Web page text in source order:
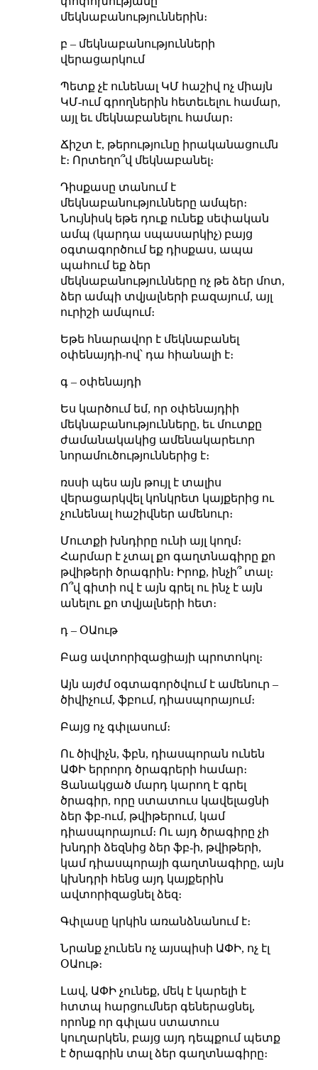
մեկնաբանություններին։
բ – մեկնաբանությունների
վերացարկում
Պետք չէ ունենալ ԿՄ հաշիվ ոչ միայն
ԿՄ-ում գրողներին հետեւելու համար,
այլ եւ մեկնաբանելու համար։
Ճիշտ է, թերությունը իրականացումն
է։ Որտեղո՞վ մեկնաբանել։
Դիսքասը տանում է
մեկնաբանությունները ամպեր։
Նույնիսկ եթե դուք ունեք սեփական
ամպ (կարդա սպասարկիչ) բայց
օգտագործում եք դիսքաս, ապա
պահում եք ձեր
մեկնաբանությունները ոչ թե ձեր մոտ,
ձեր ամպի տվյալների բազայում, այլ
ուրիշի ամպում։
Եթե հնարավոր է մեկնաբանել
օփենայդի-ով՝ դա հիանալի է։
գ – օփենայդի
Ես կարծում եմ, որ օփենայդիի
մեկնաբանությունները, եւ մուտքը
ժամանակակից ամենակարեւոր
նորամուծություններից է։
ռսսի պես այն թույլ է տալիս
վերացարկվել կոնկրետ կայքերից ու
չունենալ հաշիվներ ամենուր։
Մուտքի խնդիրը ունի այլ կողմ։
Հարմար է չտալ քո գաղտնագիրը քո
թվիթերի ծրագրին։ Իրոք, ինչի՞ տալ։
Ո՞վ գիտի ով է այն գրել ու ինչ է այն
անելու քո տվյալների հետ։
դ – ՕԱութ
Բաց ավտորիզացիայի պրոտոկոլ։
Այն այժմ օգտագործվում է ամենուր –
ծիվիչում, ֆբում, դիասպորայում։
Բայց ոչ գփլասում։
Ու ծիվիչն, ֆբն, դիասպորան ունեն
ԱՓԻ երրորդ ծրագրերի համար։
Ցանակցած մարդ կարող է գրել
ծրագիր, որը ստատուս կավելացնի
ձեր ֆբ-ում, թվիթերում, կամ
դիասպորայում։ Ու այդ ծրագիրը չի
խնդրի ձեզնից ձեր ֆբ-ի, թվիթերի,
կամ դիասպորայի գաղտնագիրը, այն
կխնդրի հենց այդ կայքերին
ավտորիզացնել ձեզ։
Գփլասը կրկին առանձնանում է։
Նրանք չունեն ոչ այսպիսի ԱՓԻ, ոչ էլ
ՕԱութ։
Լավ, ԱՓԻ չունեք, մեկ է կարելի է
հտտպ հարցումներ գեներացնել,
որոնք որ գփլաս ստատուս
կուղարկեն, բայց այդ դեպքում պետք
է ծրագրին տալ ձեր գաղտնագիրը։